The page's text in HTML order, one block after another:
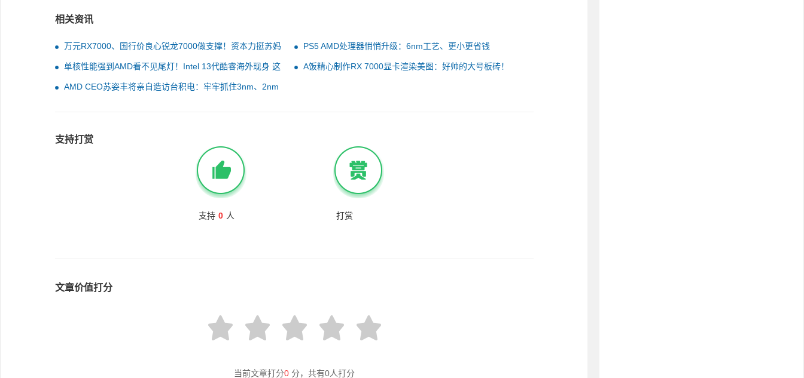
相关资讯
万元RX7000、国行价良心锐龙7000做支撑！资本力挺苏妈
看好AMD
PS5 AMD处理器悄悄升级：6nm工艺、更小更省钱
单核性能强到AMD看不见尾灯！Intel 13代酷睿海外现身 这
A饭精心制作RX 7000显卡渲染美图：好帅的大号板砖！
AMD CEO苏姿丰将亲自造访台积电：牢牢抓住3nm、2nm
支持打赏
支持 0 人 打赏
文章价值打分
当前文章打分0 分，共有0人打分